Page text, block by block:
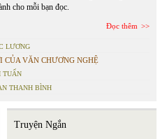
cho mỗi bạn đọc.
Đọc thêm
LƯƠNG
VĂN CHƯƠNG NGHỆ
TUẤN
THANH BÌNH
Truyện Ngắn